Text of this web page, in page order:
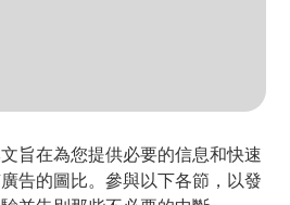
旨在為您提供必要的信息和快速
告的圖比。參與以下各節，以發